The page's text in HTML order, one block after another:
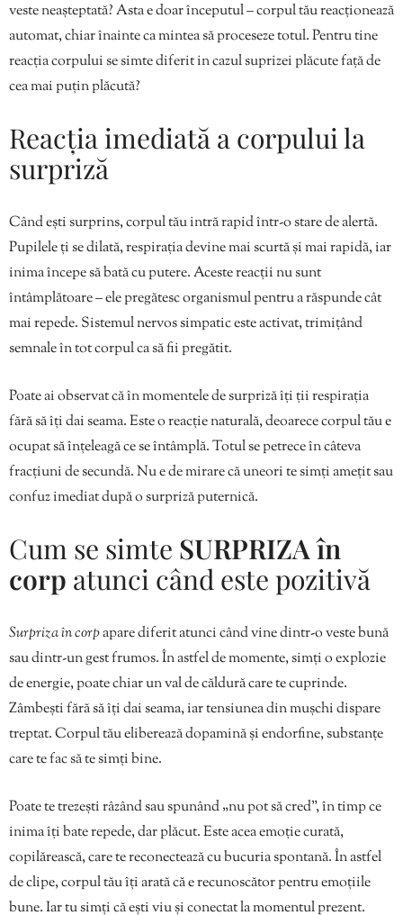
veste neașteptată? Asta e doar începutul – corpul tău reacționează
automat, chiar înainte ca mintea să proceseze totul. Pentru tine
reacția corpului se simte diferit in cazul suprizei plăcute față de
cea mai puțin plăcută?
Reacția imediată a corpului la
surpriză
Când ești surprins, corpul tău intră rapid într-o stare de alertă.
Pupilele ți se dilată, respirația devine mai scurtă și mai rapidă, iar
inima începe să bată cu putere. Aceste reacții nu sunt
întâmplătoare – ele pregătesc organismul pentru a răspunde cât
mai repede. Sistemul nervos simpatic este activat, trimițând
semnale în tot corpul ca să fii pregătit.
Poate ai observat că în momentele de surpriză îți ții respirația
fără să îți dai seama. Este o reacție naturală, deoarece corpul tău e
ocupat să înțeleagă ce se întâmplă. Totul se petrece în câteva
fracțiuni de secundă. Nu e de mirare că uneori te simți amețit sau
confuz imediat după o surpriză puternică.
Cum se simte SURPRIZA în
corp atunci când este pozitivă
Surpriza în corpapare diferit atunci când vine dintr-o veste bună
sau dintr-un gest frumos. În astfel de momente, simți o explozie
de energie, poate chiar un val de căldură care te cuprinde.
Zâmbești fără să îți dai seama, iar tensiunea din mușchi dispare
treptat. Corpul tău eliberează dopamină și endorfine, substanțe
care te fac să te simți bine.
Poate te trezești râzând sau spunând „nu pot să cred”, în timp ce
inima îți bate repede, dar plăcut. Este acea emoție curată,
copilărească, care te reconectează cu bucuria spontană. În astfel
de clipe, corpul tău îți arată că e recunoscător pentru emoțiile
bune. Iar tu simți că ești viu și conectat la momentul prezent.